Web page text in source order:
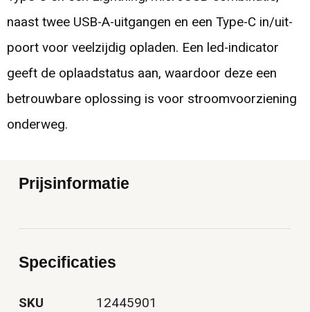
naast twee USB-A-uitgangen en een Type-C in/uit-
poort voor veelzijdig opladen. Een led-indicator
geeft de oplaadstatus aan, waardoor deze een
betrouwbare oplossing is voor stroomvoorziening
onderweg.
Prijsinformatie
Specificaties
SKU 12445901